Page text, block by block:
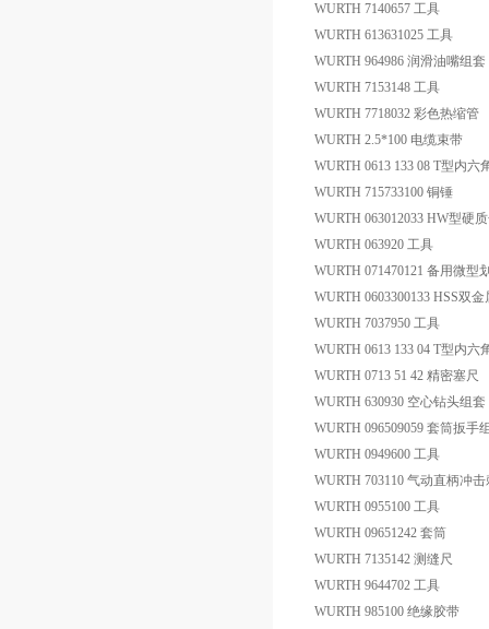
WURTH 7140657 工具
WURTH 613631025 工具
WURTH 964986 润滑油嘴组套
WURTH 7153148 工具
WURTH 7718032 彩色热缩管
WURTH 2.5*100 电缆束带
WURTH 0613 133 08 T型内六
WURTH 715733100 铜锤
WURTH 063012033 HW型硬
WURTH 063920 工具
WURTH 071470121 备用微型
WURTH 0603300133 HSS双
WURTH 7037950 工具
WURTH 0613 133 04 T型内六
WURTH 0713 51 42 精密塞尺
WURTH 630930 空心钻头组套
WURTH 096509059 套筒扳手
WURTH 0949600 工具
WURTH 703110 气动直柄冲
WURTH 0955100 工具
WURTH 09651242 套筒
WURTH 7135142 测缝尺
WURTH 9644702 工具
WURTH 985100 绝缘胶带